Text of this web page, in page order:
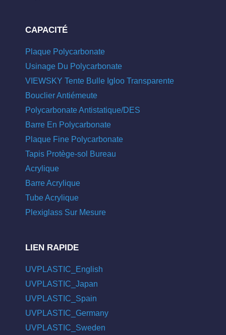
CAPACITÉ
Plaque Polycarbonate
Usinage Du Polycarbonate
VIEWSKY Tente Bulle Igloo Transparente
Bouclier Antiémeute
Polycarbonate Antistatique/DES
Barre En Polycarbonate
Plaque Fine Polycarbonate
Tapis Protège-sol Bureau
Acrylique
Barre Acrylique
Tube Acrylique
Plexiglass Sur Mesure
LIEN RAPIDE
UVPLASTIC_English
UVPLASTIC_Japan
UVPLASTIC_Spain
UVPLASTIC_Germany
UVPLASTIC_Sweden